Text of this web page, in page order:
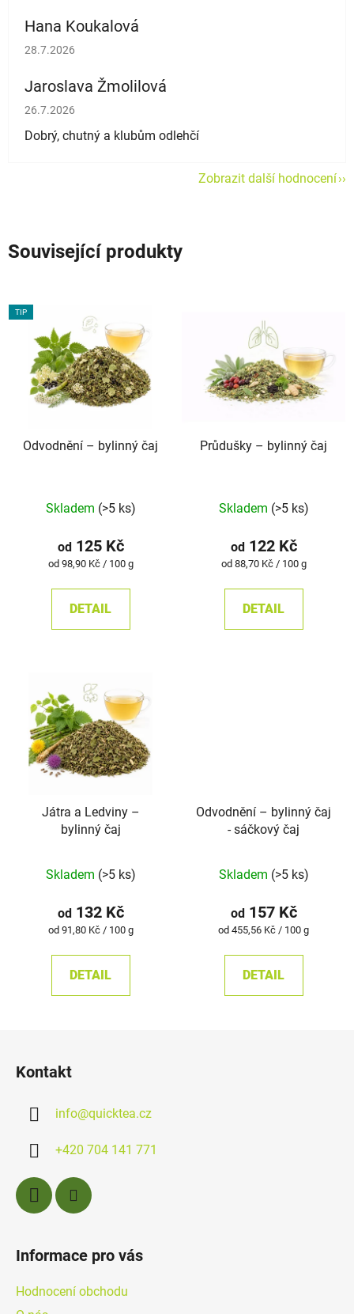
Hana Koukalová
Hodnocení obchodu je 5 z 5 hvězdiček.
28.7.2026
Jaroslava Žmolilová
Hodnocení obchodu je 5 z 5 hvězdiček.
26.7.2026
Dobrý, chutný a klubům odlehčí
Zobrazit další hodnocení
Související produkty
TIP
Odvodnění –⁠⁠⁠⁠⁠ bylinný čaj
hodnocení
produktu
je
z
Skladem (>5 ks)
od125 Kč
Měrná
od 98,90 Kč / 100 g
DETAIL
Průdušky –⁠⁠⁠⁠⁠ bylinný čaj
hodnocení
produktu
je
z
Skladem (>5 ks)
od122 Kč
Měrná
od 88,70 Kč / 100 g
DETAIL
Játra a Ledviny –⁠⁠⁠⁠⁠
bylinný čaj
hodnocení
produktu
je
z
Skladem (>5 ks)
od132 Kč
Měrná
od 91,80 Kč / 100 g
DETAIL
Odvodnění –⁠⁠⁠⁠⁠ bylinný čaj
- sáčkový čaj
Skladem (>5 ks)
od157 Kč
Měrná
od 455,56 Kč / 100 g
DETAIL
Kontakt
info@quicktea.cz
+420 704 141 771
Informace pro vás
Hodnocení obchodu